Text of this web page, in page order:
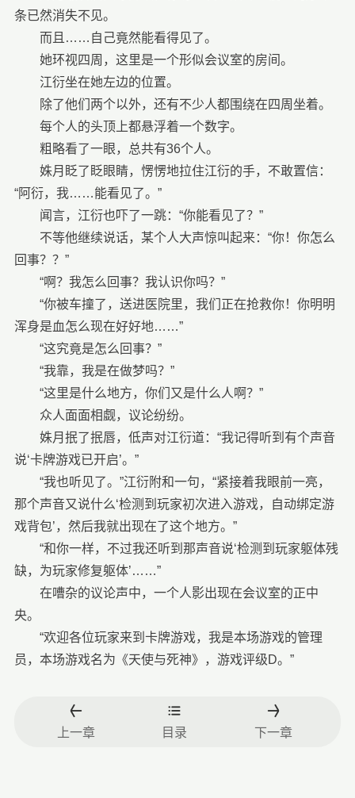
条已然消失不见。
而且……自己竟然能看得见了。
她环视四周，这里是一个形似会议室的房间。
江衍坐在她左边的位置。
除了他们两个以外，还有不少人都围绕在四周坐着。
每个人的头顶上都悬浮着一个数字。
粗略看了一眼，总共有36个人。
姝月眨了眨眼睛，愣愣地拉住江衍的手，不敢置信：
“阿衍，我……能看见了。”
闻言，江衍也吓了一跳：“你能看见了？”
不等他继续说话，某个人大声惊叫起来：“你！你怎么
回事？？”
“啊？我怎么回事？我认识你吗？”
“你被车撞了，送进医院里，我们正在抢救你！你明明
浑身是血怎么现在好好地……”
“这究竟是怎么回事？”
“我靠，我是在做梦吗？”
“这里是什么地方，你们又是什么人啊？”
众人面面相觑，议论纷纷。
姝月抿了抿唇，低声对江衍道：“我记得听到有个声音
说‘卡牌游戏已开启’。”
“我也听见了。”江衍附和一句，“紧接着我眼前一亮，
那个声音又说什么‘检测到玩家初次进入游戏，自动绑定游
戏背包’，然后我就出现在了这个地方。”
“和你一样，不过我还听到那声音说‘检测到玩家躯体残
缺，为玩家修复躯体’……”
在嘈杂的议论声中，一个人影出现在会议室的正中
央。
“欢迎各位玩家来到卡牌游戏，我是本场游戏的管理
员，本场游戏名为《天使与死神》，游戏评级D。”
上一章 目录 下一章